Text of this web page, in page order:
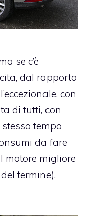
se c’è
dal rapporto
con
di tutti, con
tempo
da fare
motore migliore
termine),